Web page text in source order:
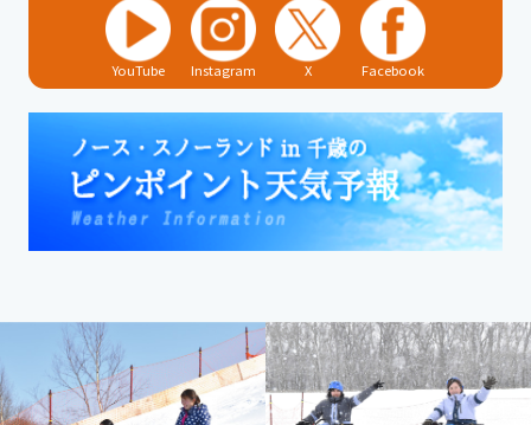
YouTube Instagram X Facebook